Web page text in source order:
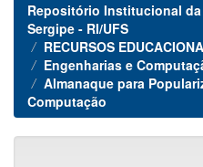
Repositório Institucional
Sergipe - RI/UFS
RECURSOS
Engenharias e
Almanaque para
Computação